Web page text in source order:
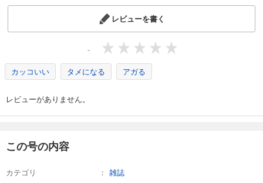
あらすじを表示する
写真ライフ2023年4月号
838円 (税込)
あらすじを表示する
写真ライフ2023年1月号
レビューを書く
-
カッコいい タメになる アガる
レビューがありません。
この号の内容
カテゴリ
雑誌